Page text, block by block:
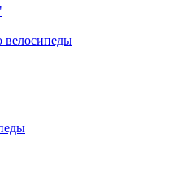
велосипеды